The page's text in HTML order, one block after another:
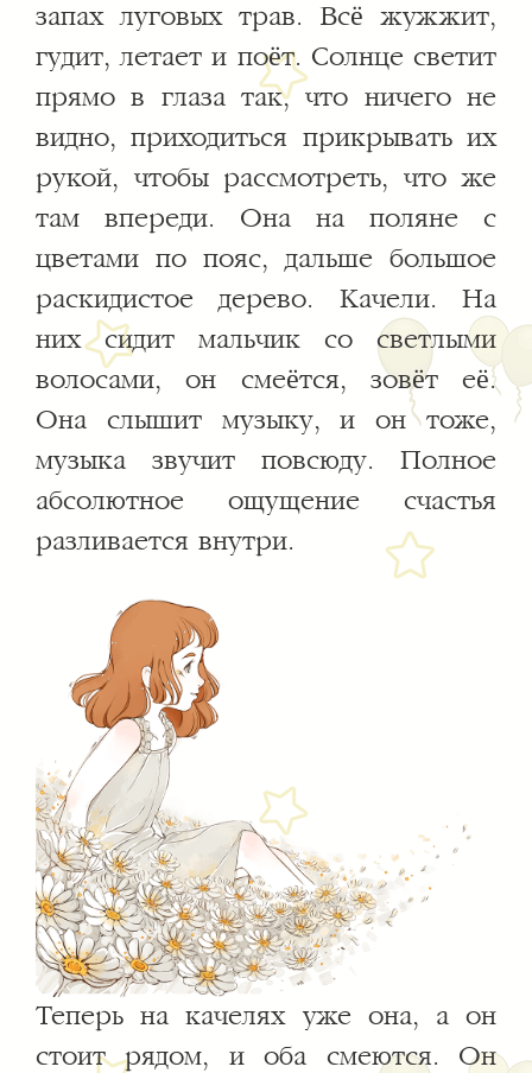
запах луговых трав. Всё жужжит,
гудит, летает и поёт. Солнце светит
прямо в глаза так, что ничего не
видно, приходиться прикрывать их
рукой, чтобы рассмотреть, что же
там впереди. Она на поляне с
цветами по пояс, дальше большое
раскидистое дерево. Качели. На
них сидит мальчик со светлыми
волосами, он смеётся, зовёт её.
Она слышит музыку, и он тоже,
музыка звучит повсюду. Полное
абсолютное ощущение счастья
разливается внутри.
Теперь на качелях уже она, а он
стоит рядом, и оба смеются. Он